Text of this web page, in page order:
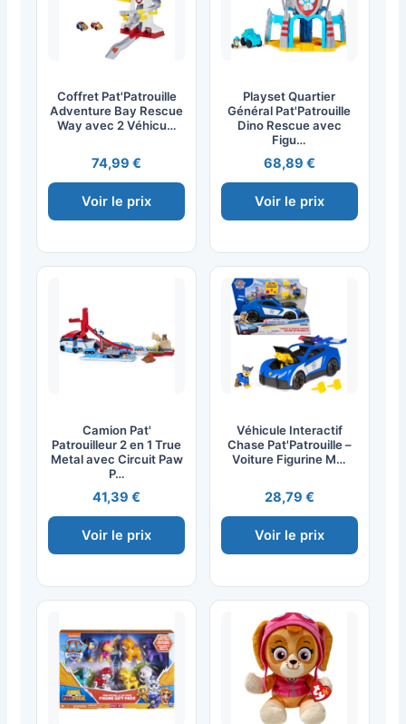
Coffret Pat'Patrouille
Adventure Bay Rescue
Way avec 2 Véhicu…
74,99 €
Voir le prix
Playset Quartier
Général Pat'Patrouille
Dino Rescue avec
Figu…
68,89 €
Voir le prix
Camion Pat'
Patrouilleur 2 en 1 True
Metal avec Circuit Paw
P…
41,39 €
Voir le prix
Véhicule Interactif
Chase Pat'Patrouille –
Voiture Figurine M…
28,79 €
Voir le prix